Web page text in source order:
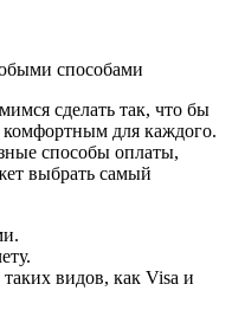
сделать так, что бы
для каждого.
способы оплаты,
выбрать самый
видов, как Visa и